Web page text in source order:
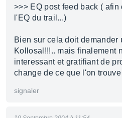
>>> EQ post feed back (
l'EQ du trail...)
Bien sur cela doit demander
Kollosal!!!.. mais finalement
interessant et gratifiant de
change de ce que l'on
signaler